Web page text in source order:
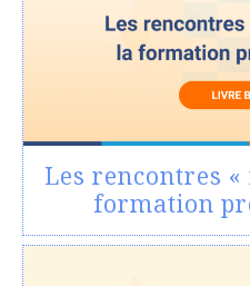
Les rencontres «
formation